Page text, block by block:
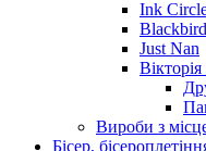
Ink
Just Nan
Вироби з
Бісер,